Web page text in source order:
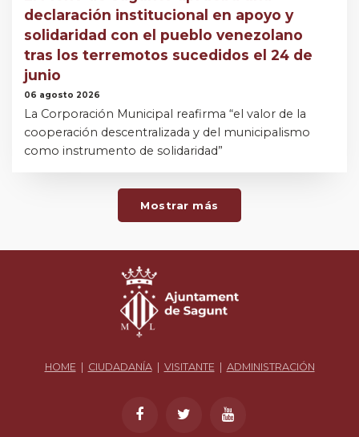
declaración institucional en apoyo y
solidaridad con el pueblo venezolano
tras los terremotos sucedidos el 24 de
junio
06 agosto 2026
La Corporación Municipal reafirma “el valor de la
cooperación descentralizada y del municipalismo
como instrumento de solidaridad”
Mostrar más
HOME CIUDADANÍA| VISITANTE ADMINISTRACIÓN